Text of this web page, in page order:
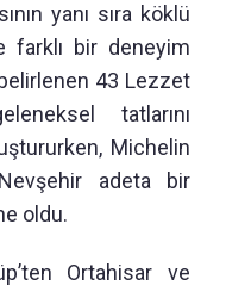
yanı sıra köklü
farklı bir deneyim
43 Lezzet
tatlarını
Michelin
Nevşehir adeta bir
oldu.
Ortahisar ve